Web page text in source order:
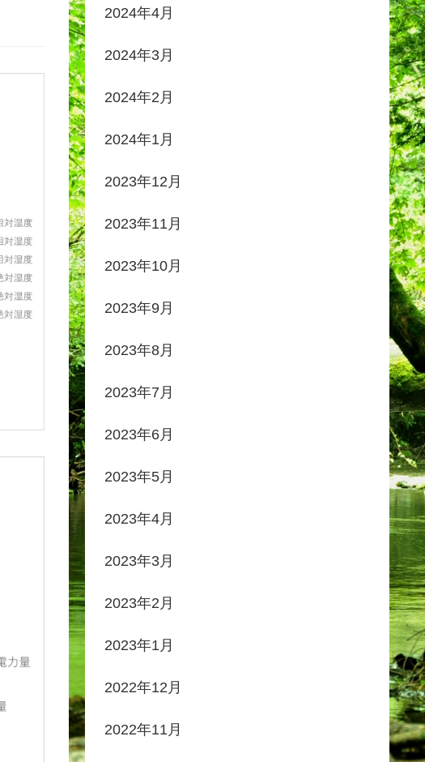
2024年4月
2024年3月
2024年2月
2024年1月
2023年12月
2023年11月
2023年10月
2023年9月
2023年8月
2023年7月
2023年6月
2023年5月
2023年4月
2023年3月
2023年2月
2023年1月
2022年12月
2022年11月